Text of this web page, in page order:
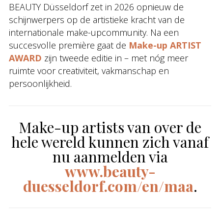
BEAUTY Düsseldorf zet in 2026 opnieuw de
schijnwerpers op de artistieke kracht van de
internationale make-upcommunity. Na een
succesvolle première gaat de Make-up ARTIST
AWARD zijn tweede editie in – met nóg meer
ruimte voor creativiteit, vakmanschap en
persoonlijkheid.
Make-up artists van over de
hele wereld kunnen zich vanaf
nu aanmelden via
www.beauty-
duesseldorf.com/en/maa.